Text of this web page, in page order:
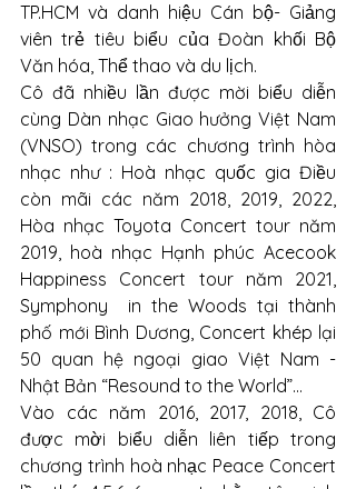
TP.HCM và danh hiệu Cán bộ- Giảng
viên trẻ tiêu biểu của Đoàn khối Bộ
Văn hóa, Thể thao và du lịch.
Cô đã nhiều lần được mời biểu diễn
cùng Dàn nhạc Giao hưởng Việt Nam
(VNSO) trong các chương trình hòa
nhạc như : Hoà nhạc quốc gia Điều
còn mãi các năm 2018, 2019, 2022,
Hòa nhạc Toyota Concert tour năm
2019, hoà nhạc Hạnh phúc Acecook
Happiness Concert tour năm 2021,
Symphony  in the Woods tại thành
phố mới Bình Dương, Concert khép lại
50 quan hệ ngoại giao Việt Nam -
Nhật Bản “Resound to the World”…
Vào các năm 2016, 2017, 2018, Cô
được mời biểu diễn liên tiếp trong
chương trình hoà nhạc Peace Concert